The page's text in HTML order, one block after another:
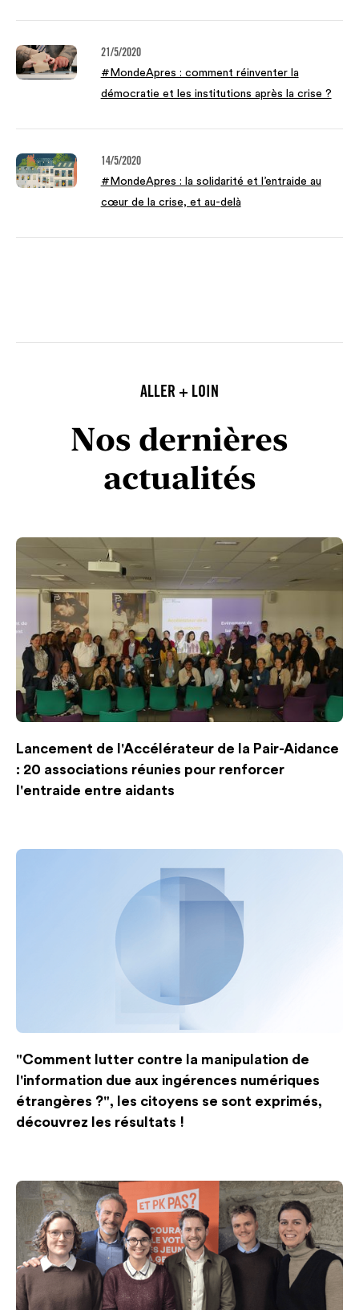
21/5/2020
#MondeApres : comment réinventer la
démocratie et les institutions après la crise ?
14/5/2020
#MondeApres : la solidarité et l’entraide au
cœur de la crise, et au-delà
ALLER + LOIN
Nos dernières
actualités
Lancement de l'Accélérateur de la Pair-Aidance
: 20 associations réunies pour renforcer
l'entraide entre aidants
"Comment lutter contre la manipulation de
l'information due aux ingérences numériques
étrangères ?", les citoyens se sont exprimés,
découvrez les résultats !